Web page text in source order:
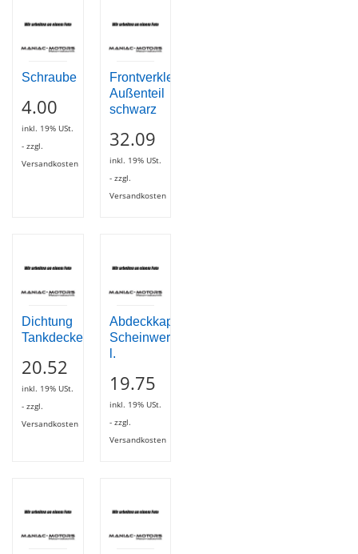
Schraube
4.00
inkl. 19% USt.
- zzgl.
Versandkosten
Frontverkleidung
Außenteil
schwarz
32.09
inkl. 19% USt.
- zzgl.
Versandkosten
Dichtung
Tankdeckel
20.52
inkl. 19% USt.
- zzgl.
Versandkosten
Abdeckkappe
Scheinwerfer
l.
19.75
inkl. 19% USt.
- zzgl.
Versandkosten